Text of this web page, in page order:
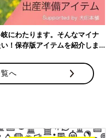
カースタイルでもカジュアル
イめコーデにも自然となじむ
上品な雰囲気に仕上げても
園遊びになっても軽くて歩
かけなど、幅広いシーンに役
にわたります。そんなマイナ
！保存版アイテムを紹介しま
へ